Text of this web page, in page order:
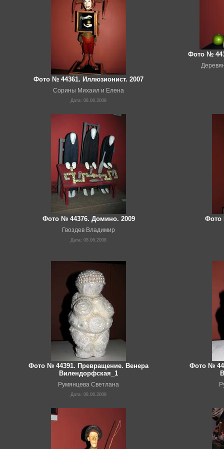
Фото № 44361. Иллюзионист. 2007
Сорины Михаил и Елена
Дата: 08.06.2008
Фото №
Фото № 44376. Домино. 2009
Гвоздев Владимир
Дата: 08.06.2008
Фото
Фото № 44391. Превращение. Венера
Вилендорфская_1
Румянцева Светлана
Дата: 08.06.2008
Фото №